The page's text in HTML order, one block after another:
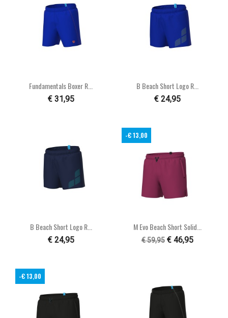
Fundamentals Boxer R...
€ 31,95
B Beach Short Logo R...
€ 24,95
B Beach Short Logo R...
€ 24,95
M Evo Beach Short Solid...
€ 59,95 € 46,95
-€ 13,00
-€ 13,00